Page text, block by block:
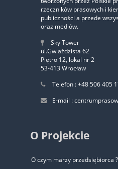
Zaufali nam:
rzeczników prasowych i
publiczności a przede
oraz mediów.
Sky Tower
ul.Gwiaździsta 62
Piętro 12, lokal nr 2
53-413 Wrocław
Telefon : +48 506 405
E-mail :
O Projekcie
O czym marzy przedsiębiorca ?